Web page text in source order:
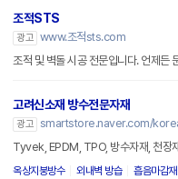
조적STS
광고 www.조적sts.com
조적 및 벽돌 시공 전문입니다. 언제든
고려신소재 방수전문자재
광고 smartstore.naver.com/
Tyvek, EPDM, TPO, 방수자재, 천장
옥상지붕방수 외내벽 방습 흡음마감재